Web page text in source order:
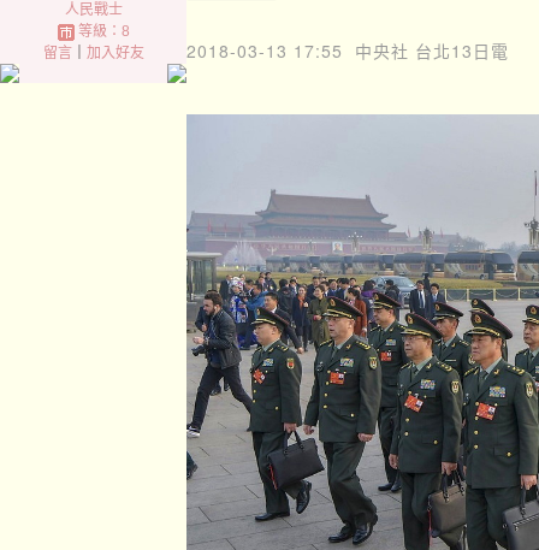
人民戰士
等級：8
留言｜ 加入好友 2018-03-13 17:55 中央社 台北13日電